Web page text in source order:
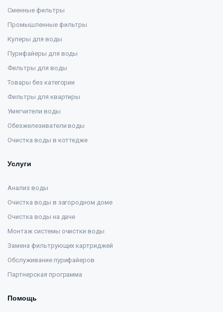
Сменные фильтры
Промышленные фильтры
Кулеры для воды
Пурифайеры для воды
Фильтры для воды
Товары без категории
Фильтры для квартиры
Умягчители воды
Обезжелезиватели воды
Очистка воды в коттедже
Услуги
Анализ воды
Очистка воды в загородном доме
Очистка воды на даче
Монтаж системы очистки воды
Замена фильтрующих картриджей
Обслуживание пурифайеров
Партнерская программа
Помощь